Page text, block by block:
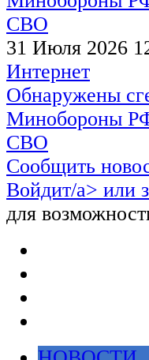
31 Июля 2026
Интернет
Обнаружены
Минобороны
СВО
Сообщить
Войдит/a> или
для